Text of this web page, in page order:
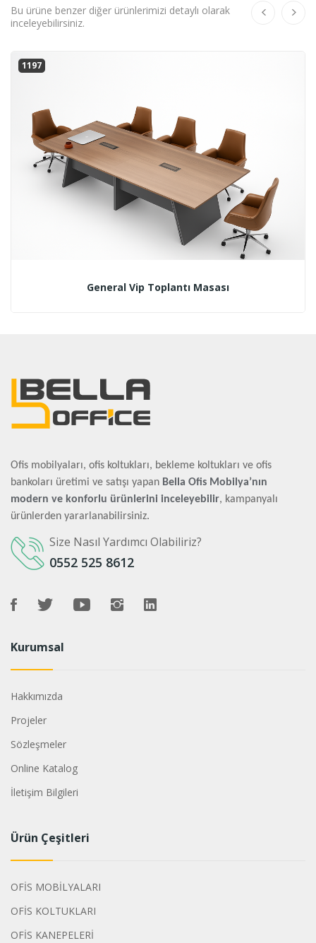
Bu ürüne benzer diğer ürünlerimizi detaylı olarak
inceleyebilirsiniz.
1197
General Vip Toplantı Masası
Ofis mobilyaları, ofis koltukları, bekleme koltukları ve ofis
bankoları üretimi ve satışı yapan Bella Ofis Mobilya’nın
modern ve konforlu ürünlerini inceleyebilir, kampanyalı
ürünlerden yararlanabilirsiniz.
Size Nasıl Yardımcı Olabiliriz?
0552 525 8612
Kurumsal
Hakkımızda
Projeler
Sözleşmeler
Online Katalog
İletişim Bilgileri
Ürün Çeşitleri
OFİS MOBİLYALARI
OFİS KOLTUKLARI
OFİS KANEPELERİ